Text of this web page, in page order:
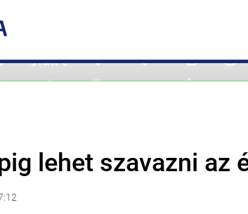
lehet szavazni az